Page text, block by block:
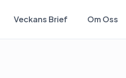
Veckans Brief Om Oss